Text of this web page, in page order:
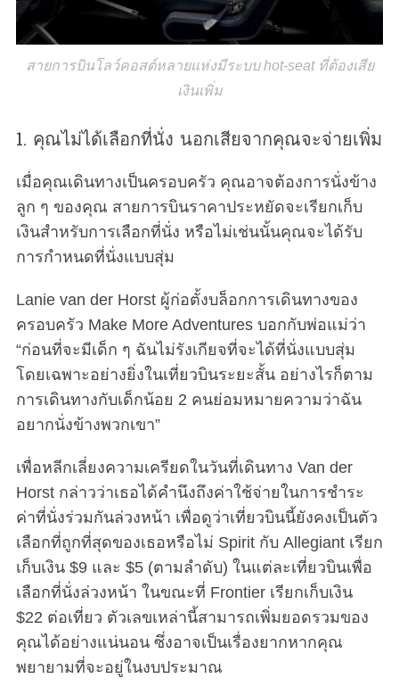
สายการบินโลว์คอสต์หลายแห่งมีระบบ hot-seat ที่ต้องเสีย
เงินเพิ่ม
1. คุณไม่ได้เลือกที่นั่ง นอกเสียจากคุณจะจ่ายเพิ่ม
เมื่อคุณเดินทางเป็นครอบครัว คุณอาจต้องการนั่งข้าง
ลูก ๆ ของคุณ สายการบินราคาประหยัดจะเรียกเก็บ
เงินสำหรับการเลือกที่นั่ง หรือไม่เช่นนั้นคุณจะได้รับ
การกำหนดที่นั่งแบบสุ่ม
Lanie van der Horst ผู้ก่อตั้งบล็อกการเดินทางของ
ครอบครัว Make More Adventures บอกกับพ่อแม่ว่า
“ก่อนที่จะมีเด็ก ๆ ฉันไม่รังเกียจที่จะได้ที่นั่งแบบสุ่ม
โดยเฉพาะอย่างยิ่งในเที่ยวบินระยะสั้น อย่างไรก็ตาม
การเดินทางกับเด็กน้อย 2 คนย่อมหมายความว่าฉัน
อยากนั่งข้างพวกเขา”
เพื่อหลีกเลี่ยงความเครียดในวันที่เดินทาง Van der
Horst กล่าวว่าเธอได้คำนึงถึงค่าใช้จ่ายในการชำระ
ค่าที่นั่งร่วมกันล่วงหน้า เพื่อดูว่าเที่ยวบินนี้ยังคงเป็นตัว
เลือกที่ถูกที่สุดของเธอหรือไม่ Spirit กับ Allegiant เรียก
เก็บเงิน $9 และ $5 (ตามลำดับ) ในแต่ละเที่ยวบินเพื่อ
เลือกที่นั่งล่วงหน้า ในขณะที่ Frontier เรียกเก็บเงิน
$22 ต่อเที่ยว ตัวเลขเหล่านี้สามารถเพิ่มยอดรวมของ
คุณได้อย่างแน่นอน ซึ่งอาจเป็นเรื่องยากหากคุณ
พยายามที่จะอยู่ในงบประมาณ